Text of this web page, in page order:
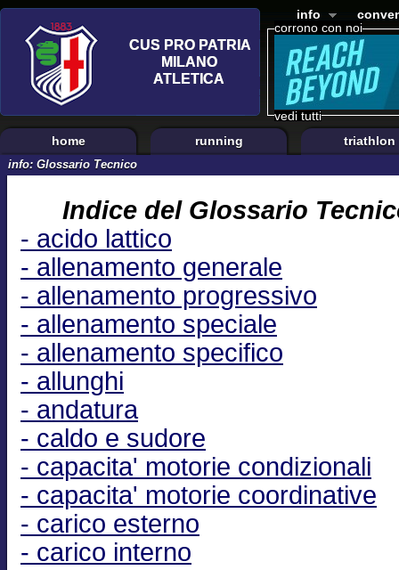
corrono con noi
vedi tutti
info
home running triathlon
info: Glossario Tecnico
Indice del Glossario
- acido lattico
- allenamento generale
- allenamento progressivo
- allenamento speciale
- allenamento specifico
- allunghi
- andatura
- caldo e sudore
- capacita' motorie condizionali
- capacita' motorie coordinative
- carico esterno
- carico interno